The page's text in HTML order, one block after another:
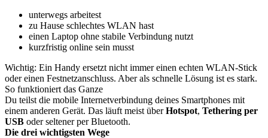
unterwegs arbeitest
zu Hause schlechtes WLAN hast
einen Laptop ohne stabile Verbindung nutzt
kurzfristig online sein musst
Wichtig: Ein Handy ersetzt nicht immer einen echten WLAN-Stick
oder einen Festnetzanschluss. Aber als schnelle Lösung ist es stark.
So funktioniert das Ganze
Du teilst die mobile Internetverbindung deines Smartphones mit
einem anderen Gerät. Das läuft meist überHotspot, Tethering per
USB oder seltener per Bluetooth.
Die drei wichtigsten Wege